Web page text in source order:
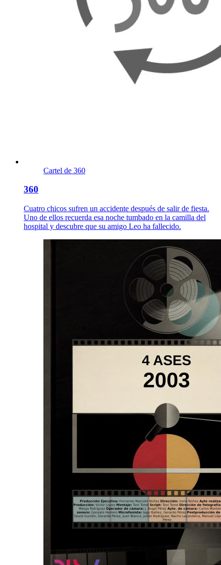
Cartel de 360
360
Cuatro chicos sufren un accidente después de salir de fiesta.
Uno de ellos recuerda esa noche tumbado en la camilla del
hospital y descubre que su amigo Leo ha fallecido.